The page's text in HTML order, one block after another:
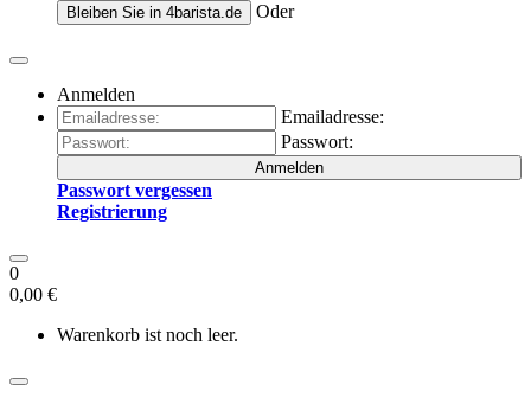
Bleiben Sie in 4barista.de Oder
Anmelden
Emailadresse:
Passwort:
Anmelden
Passwort vergessen
Registrierung
0
0,00 €
Warenkorb ist noch leer.